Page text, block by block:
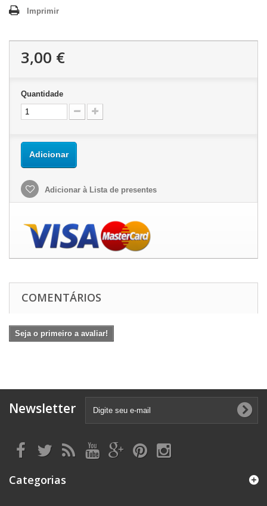
Imprimir
3,00 €
Quantidade
Adicionar
Adicionar à Lista de presentes
COMENTÁRIOS
Seja o primeiro a avaliar!
Newsletter
Categorias